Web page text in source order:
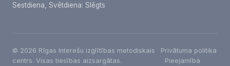
Sestdiena, Svētdiena: Slēgts
© 2026 Rīgas Interešu izglītības metodiskais
centrs. Visas tiesības aizsargātas.
Privātuma politika
Pieejamība